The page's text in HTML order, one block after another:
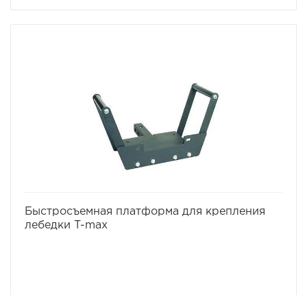
Быстросъемная платформа для крепления
лебедки T-max